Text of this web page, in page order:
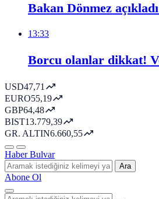
Bakan Dönmez
13:33
Borcu olanlar dikkat!
USD47,71
EURO55,19
GBP64,48
BIST13.779,39
GR. ALTIN6.660,55
Haber Bulvar
Ara
Abone Ol